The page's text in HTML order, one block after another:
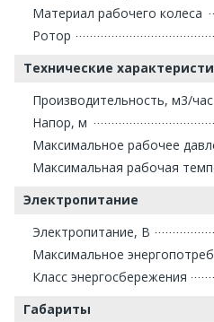
Материал рабочего колеса
Ротор
Технические
Производительность, м3/час
Напор, м
Максимальное рабочее
Максимальная рабочая
Электропитание
Электропитание, В
Максимальное
Класс энергосбережения
Габариты